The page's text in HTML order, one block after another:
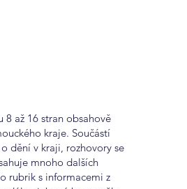
8 až 16 stran obsahově
kraje. Součástí
dění v kraji, rozhovory se
mnoho dalších
rubrik s informacemi z